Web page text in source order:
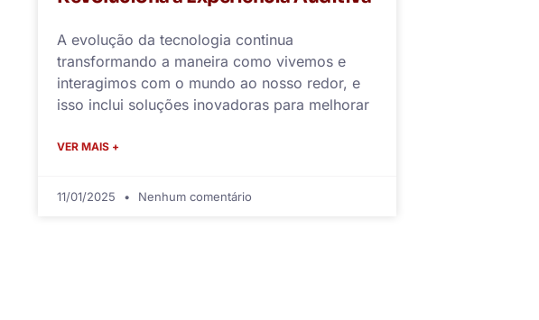
A evolução da tecnologia continua
transformando a maneira como vivemos e
interagimos com o mundo ao nosso redor, e
isso inclui soluções inovadoras para melhorar
VER MAIS +
11/01/2025 Nenhum comentário